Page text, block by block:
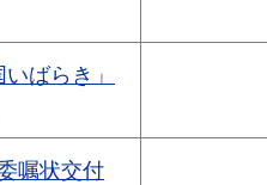
ばらき」
嘱状交付